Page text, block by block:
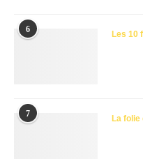
6 Les 10
7 La